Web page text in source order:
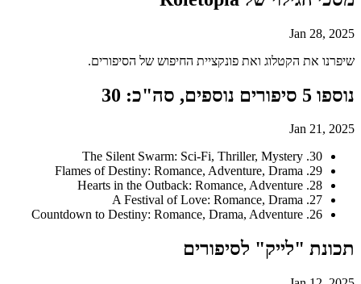
Jan 28, 2025
שיפרנו את הקטלוג ואת פונקציית החיפוש של הסיפורים.
נוספו 5 סיפורים נוספים, סה"כ: 30
Jan 21, 2025
30. The Silent Swarm: Sci-Fi, Thriller, Mystery
29. Flames of Destiny: Romance, Adventure, Drama
28. Hearts in the Outback: Romance, Adventure
27. A Festival of Love: Romance, Drama
26. Countdown to Destiny: Romance, Drama, Adventure
תכונת "לייק" לסיפורים